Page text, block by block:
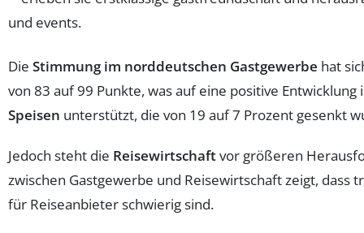
Die Stimmung im norddeutschen Gastgewerbe hat
von 83 auf 99 Punkte, was auf eine positive
Speisen unterstützt, die von 19 auf 7 Prozent gesenkt
Jedoch steht die Reisewirtschaftvor größeren
zwischen Gastgewerbe und Reisewirtschaft zeigt,
für Reiseanbieter schwierig sind.